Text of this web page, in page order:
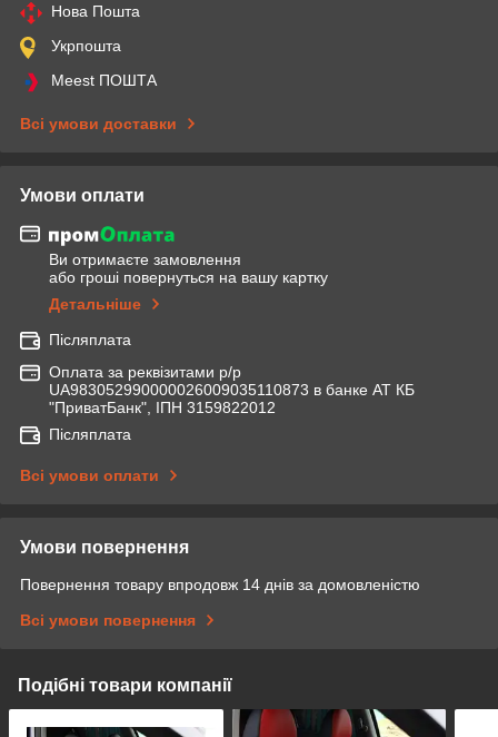
Нова Пошта
Укрпошта
Meest ПОШТА
Всі умови доставки
Умови оплати
Ви отримаєте замовлення
або гроші повернуться на вашу картку
Детальніше
Післяплата
Оплата за реквізитами р/р
UA983052990000026009035110873 в банке АТ КБ
"ПриватБанк", ІПН 3159822012
Післяплата
Всі умови оплати
Умови повернення
Повернення товару впродовж 14 днів за домовленістю
Всі умови повернення
Подібні товари компанії